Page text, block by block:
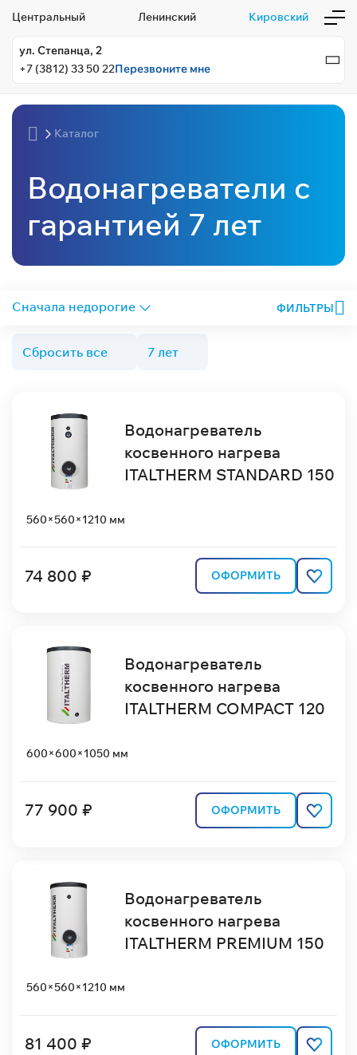
Центральный Ленинский Кировский
ул. Степанца, 2
+7 (3812) 33 50 22Перезвоните мне
Каталог
Водонагреватели с
гарантией 7 лет
ФИЛЬТРЫ
Сбросить все 7 лет
Водонагреватель
косвенного нагрева
ITALTHERM STANDARD 150
560×560×1210 мм
74 800 ₽ ОФОРМИТЬ
Водонагреватель
косвенного нагрева
ITALTHERM COMPACT 120
600×600×1050 мм
77 900 ₽ ОФОРМИТЬ
Водонагреватель
косвенного нагрева
ITALTHERM PREMIUM 150
560×560×1210 мм
81 400 ₽ ОФОРМИТЬ